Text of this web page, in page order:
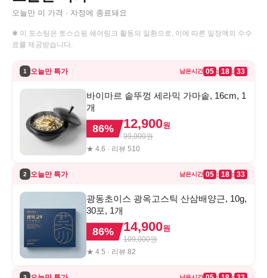
오늘만 이 가격 · 자정에 종료돼요
✱ 이 포스팅은 토스쇼핑 쉐어링크 활동의 일환으로, 이에 따른 일정액의 수수
료를 제공받습니다.
1 오늘만 특가 남은시간 05 : 18 : 33
바이마르 솥뚜껑 세라믹 가마솥, 16cm, 1
개
86% 12,900원
99,000원
★ 4.6 · 리뷰 510
2 오늘만 특가 남은시간 05 : 18 : 33
광동초이스 광옥고스틱 산삼배양근, 10g,
30포, 1개
86% 14,900원
109,000원
★ 4.5 · 리뷰 82